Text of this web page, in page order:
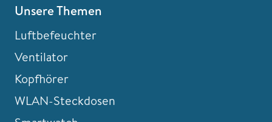
Unsere Themen
Luftbefeuchter
Ventilator
Kopfhörer
WLAN-Steckdosen